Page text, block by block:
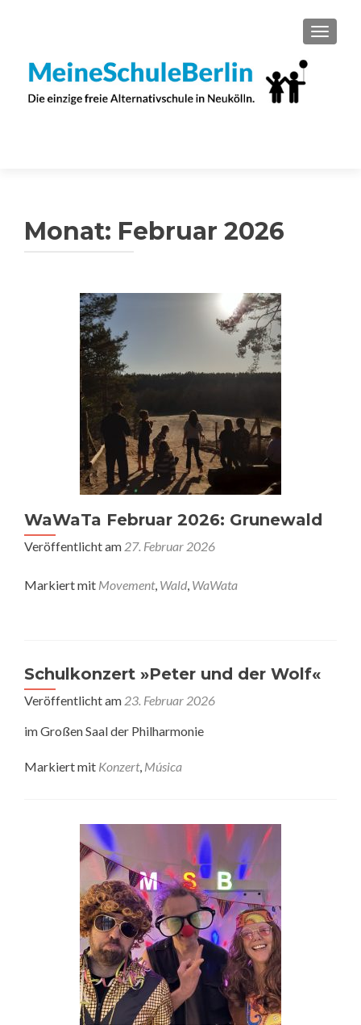
Monat: Februar 2026
WaWaTa Februar 2026: Grunewald
Veröffentlicht am 27. Februar 2026
Markiert mit Movement, Wald, WaWata
Schulkonzert »Peter und der Wolf«
Veröffentlicht am 23. Februar 2026
im Großen Saal der Philharmonie
Markiert mit Konzert, Música